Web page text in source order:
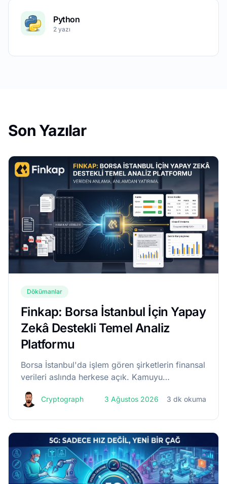
Python
2 yazı
Son Yazılar
Dökümanlar
Finkap: Borsa İstanbul İçin Yapay
Zekâ Destekli Temel Analiz
Platformu
Borsa İstanbul'da işlem gören şirketlerin finansal
verileri aslında herkese açık. Kamuyu
Aydınlatma Platformu üzerinden her şirketin
bilançosu, gelir tablosu ve nakit akış tablosu
Cryptograph 3 Ağustos 2026 3 dk okuma